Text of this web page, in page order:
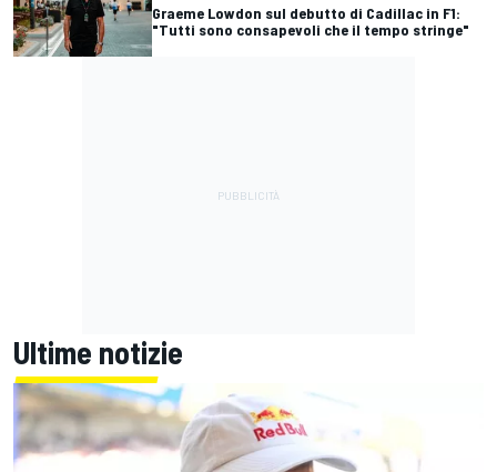
Graeme Lowdon sul debutto di Cadillac in F1:
"Tutti sono consapevoli che il tempo stringe"
Ultime notizie